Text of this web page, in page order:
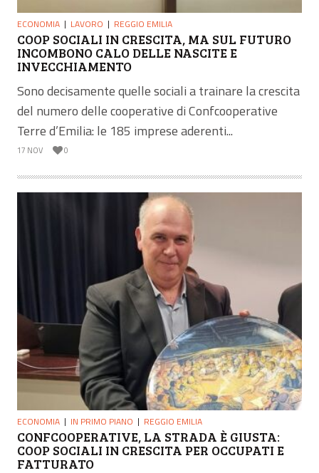
ECONOMIA LAVORO REGGIO EMILIA
COOP SOCIALI IN CRESCITA, MA SUL FUTURO
INCOMBONO CALO DELLE NASCITE E
INVECCHIAMENTO
Sono decisamente quelle sociali a trainare la crescita
del numero delle cooperative di Confcooperative
Terre d’Emilia: le 185 imprese aderenti...
17 NOV 0
ECONOMIA IN PRIMO PIANO REGGIO EMILIA
CONFCOOPERATIVE, LA STRADA È GIUSTA:
COOP SOCIALI IN CRESCITA PER OCCUPATI E
FATTURATO